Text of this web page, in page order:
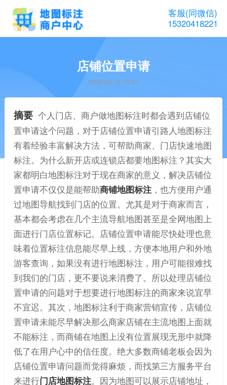
客服(同微信)
15320418221
店铺位置申请
2023-03-16 10:27
摘要 个人门店、商户做地图标注时都会遇到店铺位
置申请这个问题，对于店铺位置申请引路人地图标注
有着经验丰富解决方法，可帮助商家、门店快速地图
标注。为什么新开店或连锁店都要地图标注？其实大
家都明白地图标注对于现在商家的意义，解决店铺位
置申请不仅仅是能帮助商铺地图标注，也方便用户通
过地图导航找到门店的位置。尤其是对于商家而言，
基本都会考虑在几个主流导航地图甚至是全网地图上
面进行门店位置标记。店铺位置申请能尽快处理也意
味着位置标注信息能尽早上线，方便本地用户和外地
游客查询，如果没有进行地图标注，用户可能很难找
到我们的门店，更不要说来消费了。所以处理店铺位
置申请的问题对于想要进行地图标注的商家来说宜早
不宜迟。其次，地图标注利于商家营销宣传，店铺位
置申请未能尽早解决那么商家店铺在主流地图上面就
不能标注，而商铺在地图上没有位置展现无形中就降
低了在用户心中的信任度。绝大多数商铺老板会因为
店铺位置申请问题而觉得麻烦，而找第三方服务平台
来进行门店地图标注。因为地图可以展示店铺地址，